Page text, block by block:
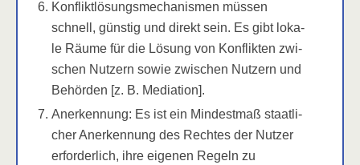
Kon­flikt­lö­sungs­me­cha­nis­men müs­sen
schnell, güns­tig und direkt sein. Es gibt loka­
le Räu­me für die Lösung von Kon­flik­ten zwi­
schen Nut­zern sowie zwi­schen Nut­zern und
Behör­den [z. B. Mediation].
Aner­ken­nung: Es ist ein Min­dest­maß staat­li­
cher Aner­ken­nung des Rech­tes der Nut­zer
erfor­der­lich, ihre eige­nen Regeln zu